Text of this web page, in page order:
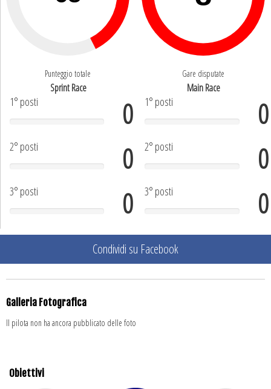
Punteggio totale Gare disputate
Sprint Race Main Race
1° posti 0 1° posti 0
2° posti 0 2° posti 0
3° posti 0 3° posti 0
Condividi su Facebook
Galleria Fotografica
Il pilota non ha ancora pubblicato delle foto
Obiettivi